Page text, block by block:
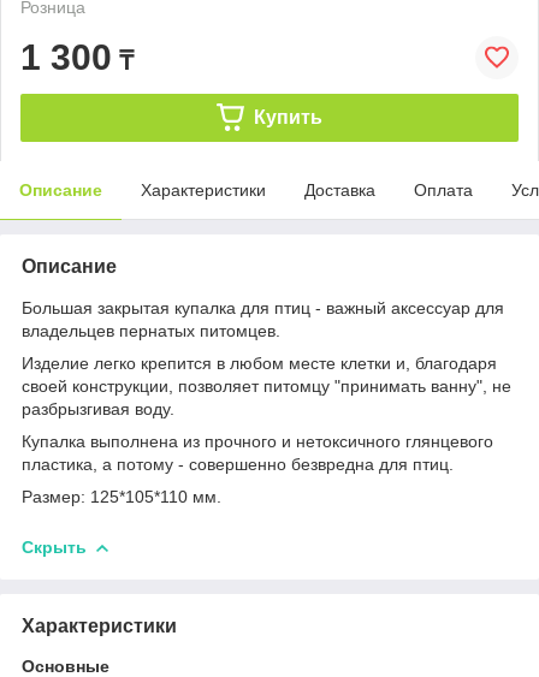
Розница
1 300 ₸
Купить
Описание Характеристики Доставка Оплата
Описание
Большая закрытая купалка для птиц - важный аксессуар для
владельцев пернатых питомцев.
Изделие легко крепится в любом месте клетки и, благодаря
своей конструкции, позволяет питомцу "принимать ванну", не
разбрызгивая воду.
Купалка выполнена из прочного и нетоксичного глянцевого
пластика, а потому - совершенно безвредна для птиц.
Размер: 125*105*110 мм.
Скрыть
Характеристики
Основные